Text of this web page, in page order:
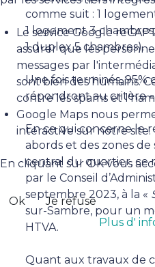
comme suit : 1
1 logement 3
1 duplex 5 chambres).
Une fois terminés, 95%
répondront au critère
En ce qui concerne le
abords et des zones
central du quartier, ce
par le Conseil
septembre 2023, à la «
sur-Sambre, pour un
HTVA.
Quant aux travaux de
Le service Google
assurer que les
messages par
sont bien des humains.
contre les spams et
Google Maps nous
interactive sur notre site.
En cliquant sur OK vous
Ok
Je refuse
Plus d'